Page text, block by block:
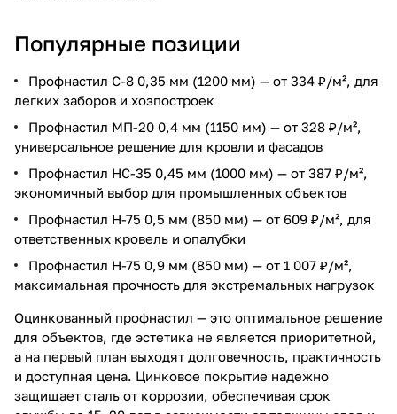
Популярные позиции
Профнастил С-8 0,35 мм (1200 мм) — от 334 ₽/м², для
легких заборов и хозпостроек
Профнастил МП-20 0,4 мм (1150 мм) — от 328 ₽/м²,
универсальное решение для кровли и фасадов
Профнастил НС-35 0,45 мм (1000 мм) — от 387 ₽/м²,
экономичный выбор для промышленных объектов
Профнастил Н-75 0,5 мм (850 мм) — от 609 ₽/м², для
ответственных кровель и опалубки
Профнастил Н-75 0,9 мм (850 мм) — от 1 007 ₽/м²,
максимальная прочность для экстремальных нагрузок
Оцинкованный профнастил — это оптимальное решение
для объектов, где эстетика не является приоритетной,
а на первый план выходят долговечность, практичность
и доступная цена. Цинковое покрытие надежно
защищает сталь от коррозии, обеспечивая срок